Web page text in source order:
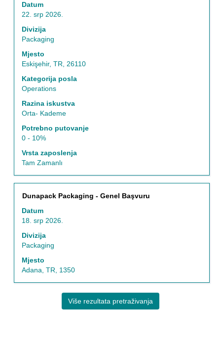
Datum
22. srp 2026.
Divizija
Packaging
Mjesto
Eskişehir, TR, 26110
Kategorija posla
Operations
Razina iskustva
Orta- Kademe
Potrebno putovanje
0 - 10%
Vrsta zaposlenja
Tam Zamanlı
kako
biste
prikazali
čitav
informacija
o
poslu.
Naziv
Dunapack Packaging - Genel Başvuru
Datum
18. srp 2026.
Divizija
Packaging
Mjesto
Adana, TR, 1350
Odaberite
kako
biste
prikazali
čitav
informacija
o
poslu.
Više rezultata pretraživanja